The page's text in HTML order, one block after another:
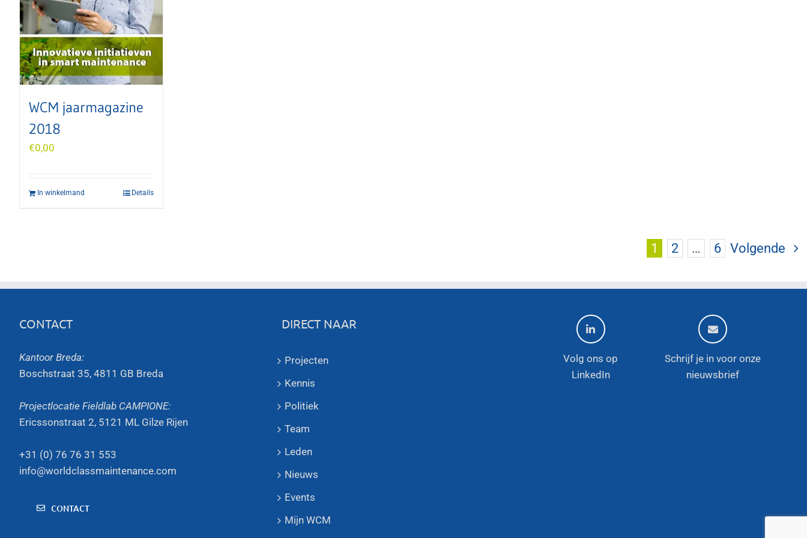
WCM jaarmagazine
2018
€0,00
In winkelmand Details
1 2 … 6 Volgende
CONTACT
Kantoor Breda:
Boschstraat 35, 4811 GB Breda
Projectlocatie Fieldlab CAMPIONE:
Ericssonstraat 2, 5121 ML Gilze Rijen
+31 (0) 76 76 31 553
info@worldclassmaintenance.com
CONTACT
DIRECT NAAR
Projecten
Kennis
Politiek
Team
Leden
Nieuws
Events
Mijn WCM
Volg ons op
LinkedIn
Schrijf je in voor onze
nieuwsbrief